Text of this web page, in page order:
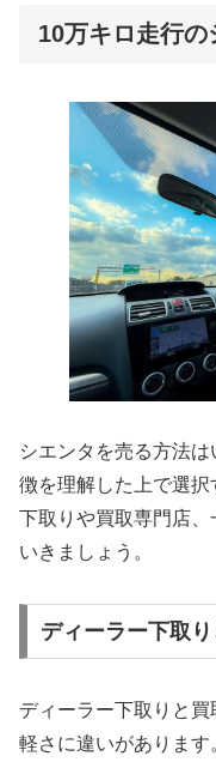
10万キロ走行
シエンタを売る方法
徴を理解した上で選
下取りや買取専門店
いきましょう。
ディーラー下取
ディーラー下取りと
軽さに違いがあります